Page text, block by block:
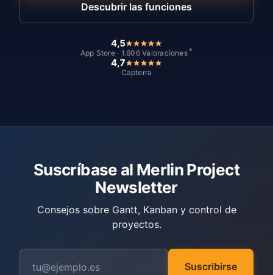
Descubrir las funciones
4,5
App Store · 1.606 Valoraciones *
4,7
Capterra
Suscríbase al Merlin Project
Newsletter
Consejos sobre Gantt, Kanban y control de
proyectos.
Suscribirse